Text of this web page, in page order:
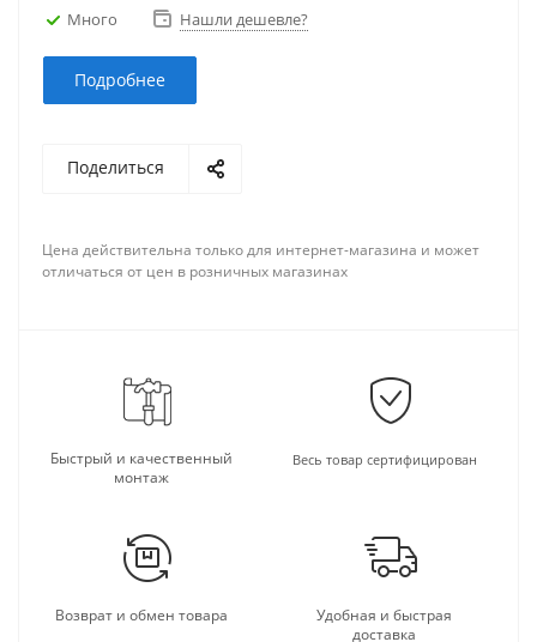
Много Нашли дешевле?
Подробнее
Поделиться
Цена действительна только для интернет-магазина и может
отличаться от цен в розничных магазинах
Быстрый и качественный
монтаж
Весь товар сертифицирован
Возврат и обмен товара
Удобная и быстрая
доставка